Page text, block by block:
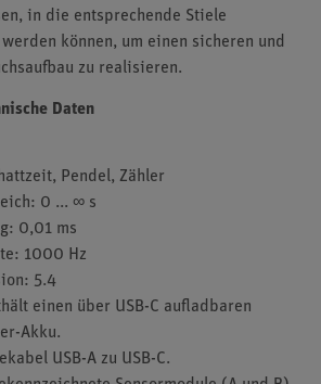
in die entsprechende Stiele
können, um einen sicheren und
zu realisieren.
Daten
Pendel, Zähler
0 ... ∞ s
0,01 ms
1000 Hz
5.4
einen über USB-C aufladbaren
Akku.
USB-A zu USB-C.